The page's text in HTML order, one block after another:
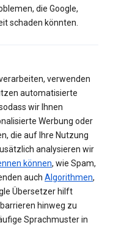
die Google,
schaden könnten.
verwenden
automatisierte
wir Ihnen
Werbung oder
die auf Ihre Nutzung
analysieren wir
können, wie Spam,
auch Algorithmen,
Übersetzer hilft
hinweg zu
Sprachmuster in